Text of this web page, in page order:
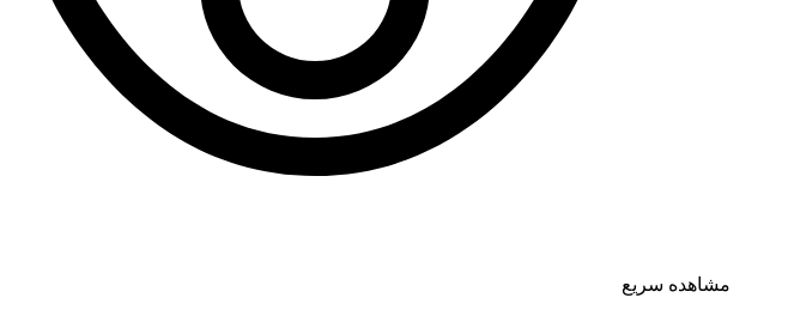
مشاهده سریع